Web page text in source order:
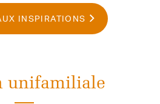
INSPIRATIONS
unifamiliale